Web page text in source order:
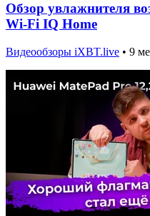
Обзор увлажнителя
Wi-Fi IQ Home
Видеообзоры iXBT.live • 9